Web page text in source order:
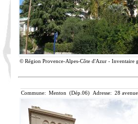
© Région Provence-Alpes-Côte d'Azur - Inventaire
Commune: Menton (Dép.06) Adresse: 28